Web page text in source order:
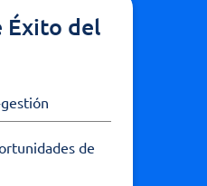
Éxito del
de